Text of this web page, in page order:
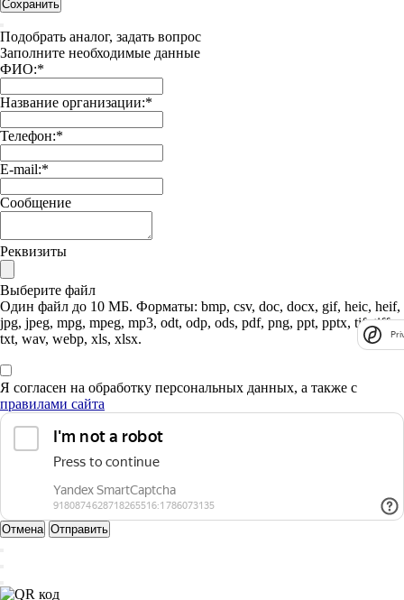
Сохранить
Подобрать аналог, задать вопрос
Заполните необходимые данные
ФИО:*
Название организации:*
Телефон:*
E-mail:*
Сообщение
Реквизиты
Выберите файл
Один файл до 10 МБ. Форматы: bmp, csv, doc, docx, gif, heic, heif,
jpg, jpeg, mpg, mpeg, mp3, odt, odp, ods, pdf, png, ppt, pptx, tif, tiff,
txt, wav, webp, xls, xlsx.
Я согласен на обработку персональных данных, а также с
правилами сайта
Отмена Отправить